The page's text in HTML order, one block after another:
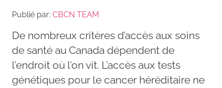
Publié par: CBCN TEAM
De nombreux critères d’accès aux soins
de santé au Canada dépendent de
l’endroit où l’on vit. L’accès aux tests
génétiques pour le cancer héréditaire ne